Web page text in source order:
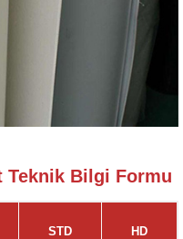
Teknik Bilgi Formu
STD
HD